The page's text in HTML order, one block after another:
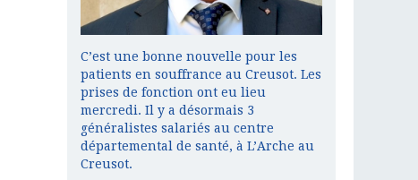
C’est une bonne nouvelle pour les
patients en souffrance au Creusot. Les
prises de fonction ont eu lieu
mercredi. Il y a désormais 3
généralistes salariés au centre
départemental de santé, à L’Arche au
Creusot.